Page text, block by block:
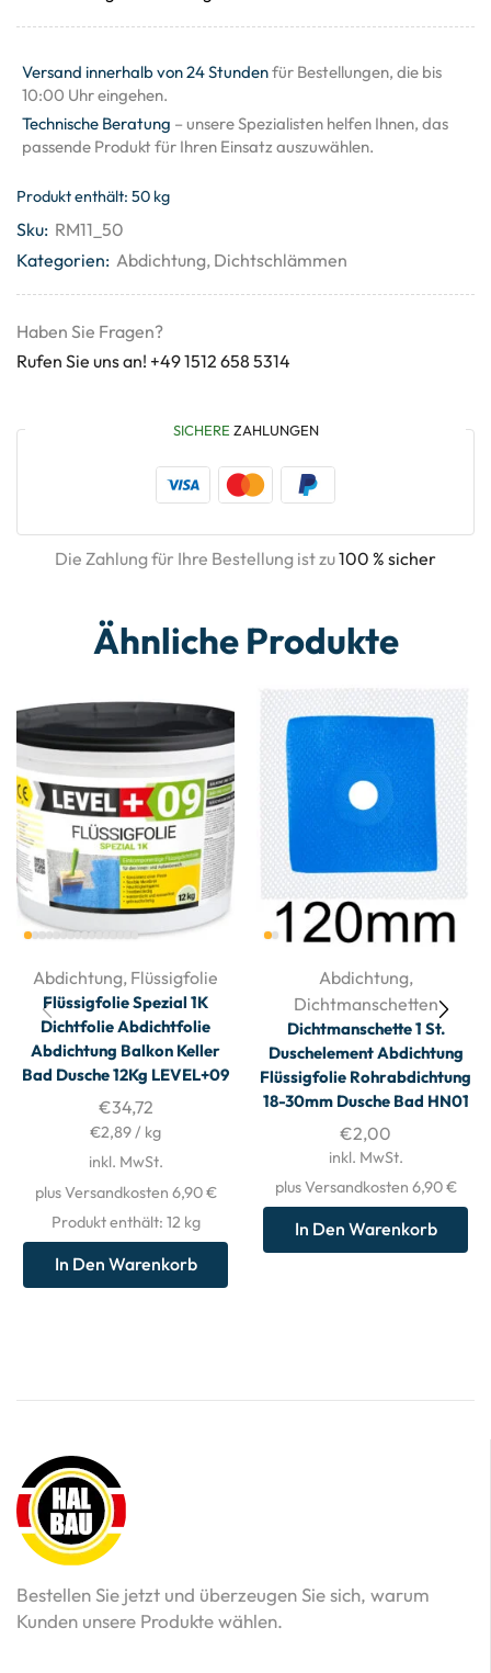
Versand innerhalb von 24 Stundenfür Bestellungen, die bis
10:00 Uhr eingehen.
Technische Beratung – unsere Spezialisten helfen Ihnen, das
passende Produkt für Ihren Einsatz auszuwählen.
Produkt enthält: 50 kg
Sku: RM11_50
Kategorien: Abdichtung, Dichtschlämmen
Haben Sie Fragen?
Rufen Sie uns an! +49 1512 658 5314
SICHERE ZAHLUNGEN
Die Zahlung für Ihre Bestellung ist zu100 % sicher
Ähnliche Produkte
Abdichtung, Flüssigfolie
Flüssigfolie Spezial 1K
Dichtfolie Abdichtfolie
Abdichtung Balkon Keller
Bad Dusche 12Kg LEVEL+09
€34,72
€2,89 / kg
inkl. MwSt.
plus Versandkosten 6,90 €
Produkt enthält: 12 kg
In Den Warenkorb
Abdichtung,
Dichtmanschetten
Dichtmanschette 1 St.
Duschelement Abdichtung
Flüssigfolie Rohrabdichtung
18-30mm Dusche Bad HN01
€2,00
inkl. MwSt.
plus Versandkosten 6,90 €
In Den Warenkorb
Bestellen Sie jetzt und überzeugen Sie sich, warum
Kunden unsere Produkte wählen.